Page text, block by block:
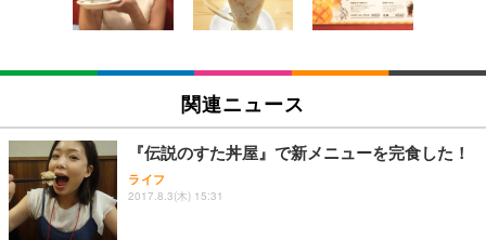
(黒網+黒枠+黒足)
￥5,699
SIHOO B100 オフィスチェア／デスクチェア メッシ
ュチェア 人間工学 疲れない ブラック
￥27,999
Sezlife オフィスチェア デスクチェア 疲れない テレ
￥105,595
EIZO ビジネス向けプレミアムモニター | FlexScan
￥109,572
【純正品】27"ゲーミングモニター DualSense 充電
Amazonベーシック ペットシーツ 厚型 ワイド 42枚
x2袋(84枚) ホワイト(吸収面:ライトブルー)
￥3,234
ネオ・ルーライフ ネオ・オムツ L 中型犬用 26枚入
関連ニュース
『伝説のすた丼屋』で新メニューを完食した！
ライフ
2017.8.3(木) 15:31